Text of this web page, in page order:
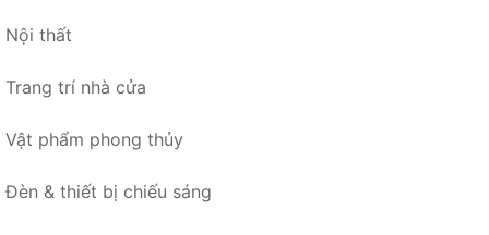
Nội thất
Trang trí nhà cửa
Vật phẩm phong thủy
Đèn & thiết bị chiếu sáng